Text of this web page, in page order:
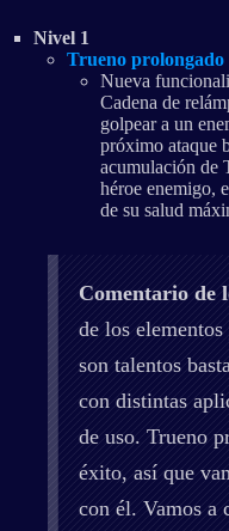
Nivel 1
Trueno prolongado
Nueva
Cadena de
golpear a un
próximo ataque
acumulación de
héroe enemigo,
de su salud
Comentario de
de los
son talentos
con distintas
de uso. Trueno
éxito, así que
con él. Vamos a